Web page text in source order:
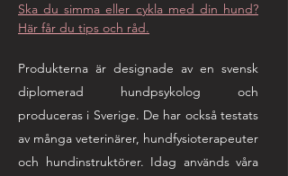
Ska du simma eller cykla med din hund?
Här får du tips och råd.
Produkterna är designade av en svensk
diplomerad hundpsykolog och
produceras i Sverige. De har också testats
av många veterinärer, hundfysioterapeuter
och hundinstruktörer. Idag används våra